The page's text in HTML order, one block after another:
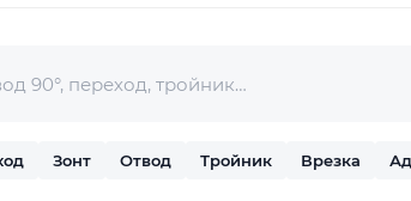
Зонт Отвод Тройник Врезка